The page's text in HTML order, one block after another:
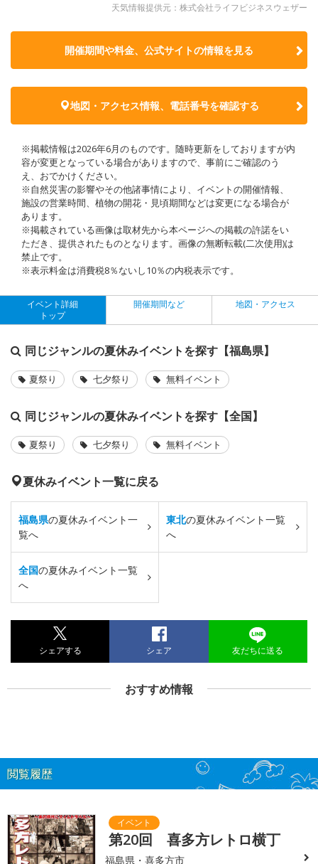
天気情報提供元：株式会社ライフビジネスウェザー
開催期間や料金、公式サイトの情報を見る
地図・アクセス情報、電話番号を確認する
※掲載情報は2026年6月のものです。随時更新をしておりますが内
容が変更となっている場合がありますので、事前にご確認のう
え、おでかけください。
※自然災害の影響やその他諸事情により、イベントの開催情報、
施設の営業時間、植物の開花・見頃期間などは変更になる場合が
あります。
※掲載されている画像は取材先から本ページへの掲載の許諾をい
ただき、提供されたものとなります。画像の無断転載(二次使用)は
禁止です。
※表示料金は消費税8％ないし10％の内税表示です。
イベント詳細
トップ
開催期間など 地図・アクセス
同じジャンルの夏休みイベントを探す【福島県】
夏祭り 七夕祭り 無料イベント
同じジャンルの夏休みイベントを探す【全国】
夏祭り 七夕祭り 無料イベント
夏休みイベント一覧に戻る
福島県の夏休みイベント一
覧へ
東北の夏休みイベント一覧
へ
全国の夏休みイベント一覧
へ
シェアする シェア 友だちに送る
おすすめ情報
閲覧履歴
第20回 喜多方レトロ横丁
福島県・喜多方市